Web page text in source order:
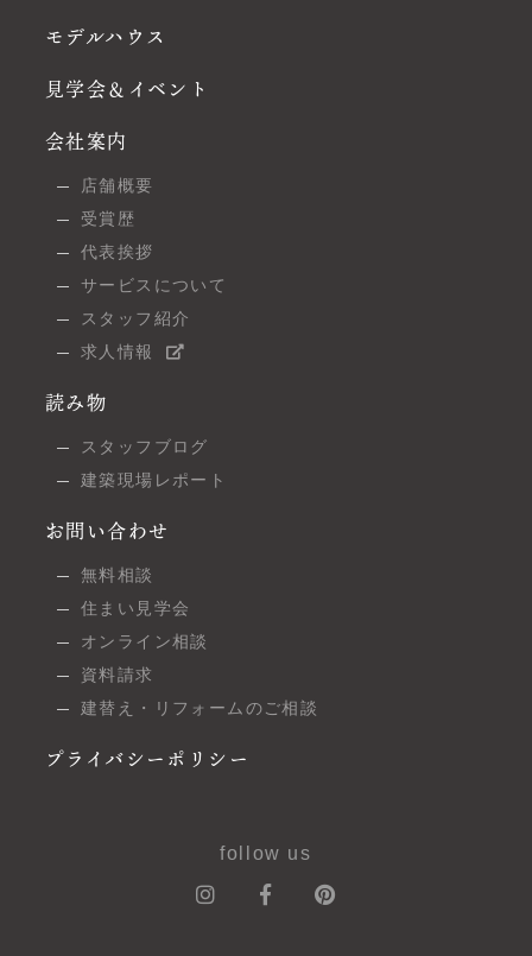
モデルハウス
見学会＆イベント
会社案内
店舗概要
受賞歴
代表挨拶
サービスについて
スタッフ紹介
求人情報
読み物
スタッフブログ
建築現場レポート
お問い合わせ
無料相談
住まい見学会
オンライン相談
資料請求
建替え・リフォームのご相談
プライバシーポリシー
follow us